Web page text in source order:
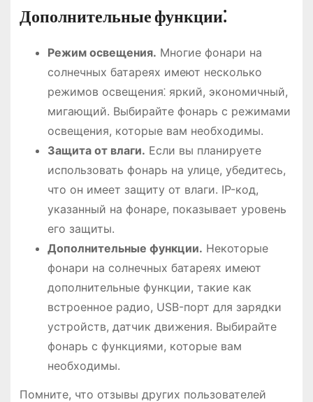
Дополнительные функции⁚
Режим освещения. Многие фонари на
солнечных батареях имеют несколько
режимов освещения⁚ яркий, экономичный,
мигающий. Выбирайте фонарь с режимами
освещения, которые вам необходимы.
Защита от влаги. Если вы планируете
использовать фонарь на улице, убедитесь,
что он имеет защиту от влаги. IP-код,
указанный на фонаре, показывает уровень
его защиты.
Дополнительные функции. Некоторые
фонари на солнечных батареях имеют
дополнительные функции, такие как
встроенное радио, USB-порт для зарядки
устройств, датчик движения. Выбирайте
фонарь с функциями, которые вам
необходимы.
Помните, что отзывы других пользователей